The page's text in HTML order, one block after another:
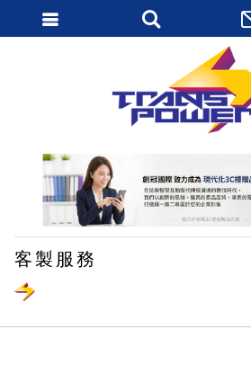
客製服務
繁體中文